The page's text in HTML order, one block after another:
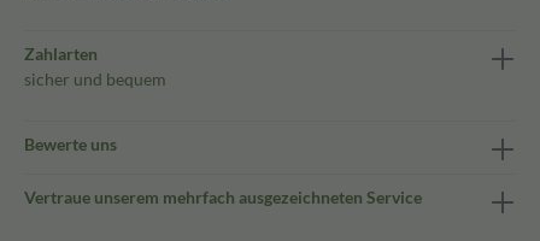
Zahlarten
sicher und bequem
Bewerte uns
Vertraue unserem mehrfach ausgezeichneten Service